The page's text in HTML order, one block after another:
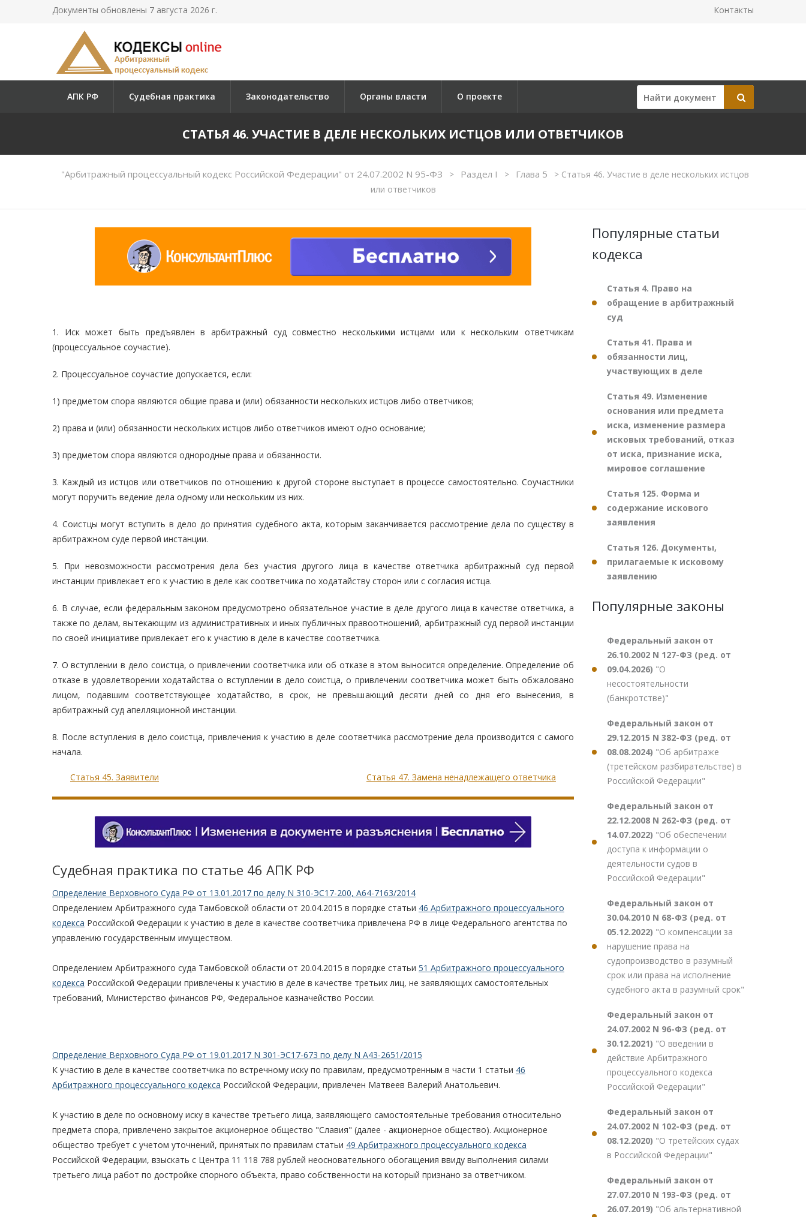
Документы обновлены 7 августа 2026 г. Контакты
АПК РФ Судебная практика Законодательство Органы власти О проекте
СТАТЬЯ 46. УЧАСТИЕ В ДЕЛЕ НЕСКОЛЬКИХ ИСТЦОВ ИЛИ ОТВЕТЧИКОВ
"Арбитражный процессуальный кодекс Российской Федерации" от 24.07.2002 N 95-ФЗ > Раздел I > Глава 5 > Статья 46. Участие в деле нескольких истцов
или ответчиков
1. Иск может быть предъявлен в арбитражный суд совместно несколькими истцами или к нескольким ответчикам
(процессуальное соучастие).
2. Процессуальное соучастие допускается, если:
1) предметом спора являются общие права и (или) обязанности нескольких истцов либо ответчиков;
2) права и (или) обязанности нескольких истцов либо ответчиков имеют одно основание;
3) предметом спора являются однородные права и обязанности.
3. Каждый из истцов или ответчиков по отношению к другой стороне выступает в процессе самостоятельно. Соучастники
могут поручить ведение дела одному или нескольким из них.
4. Соистцы могут вступить в дело до принятия судебного акта, которым заканчивается рассмотрение дела по существу в
арбитражном суде первой инстанции.
5. При невозможности рассмотрения дела без участия другого лица в качестве ответчика арбитражный суд первой
инстанции привлекает его к участию в деле как соответчика по ходатайству сторон или с согласия истца.
6. В случае, если федеральным законом предусмотрено обязательное участие в деле другого лица в качестве ответчика, а
также по делам, вытекающим из административных и иных публичных правоотношений, арбитражный суд первой инстанции
по своей инициативе привлекает его к участию в деле в качестве соответчика.
7. О вступлении в дело соистца, о привлечении соответчика или об отказе в этом выносится определение. Определение об
отказе в удовлетворении ходатайства о вступлении в дело соистца, о привлечении соответчика может быть обжаловано
лицом, подавшим соответствующее ходатайство, в срок, не превышающий десяти дней со дня его вынесения, в
арбитражный суд апелляционной инстанции.
8. После вступления в дело соистца, привлечения к участию в деле соответчика рассмотрение дела производится с самого
начала.
Статья 45. Заявители Статья 47. Замена ненадлежащего ответчика
Судебная практика по статье 46 АПК РФ
Определение Верховного Суда РФ от 13.01.2017 по делу N 310-ЭС17-200, А64-7163/2014
Определением Арбитражного суда Тамбовской области от 20.04.2015 в порядке статьи 46 Арбитражного процессуального
кодекса Российской Федерации к участию в деле в качестве соответчика привлечена РФ в лице Федерального агентства по
управлению государственным имуществом.
Определением Арбитражного суда Тамбовской области от 20.04.2015 в порядке статьи 51 Арбитражного процессуального
кодекса Российской Федерации привлечены к участию в деле в качестве третьих лиц, не заявляющих самостоятельных
требований, Министерство финансов РФ, Федеральное казначейство России.
Определение Верховного Суда РФ от 19.01.2017 N 301-ЭС17-673 по делу N А43-2651/2015
К участию в деле в качестве соответчика по встречному иску по правилам, предусмотренным в части 1 статьи 46
Арбитражного процессуального кодекса Российской Федерации, привлечен Матвеев Валерий Анатольевич.
К участию в деле по основному иску в качестве третьего лица, заявляющего самостоятельные требования относительно
предмета спора, привлечено закрытое акционерное общество "Славия" (далее - акционерное общество). Акционерное
общество требует с учетом уточнений, принятых по правилам статьи 49 Арбитражного процессуального кодекса
Российской Федерации, взыскать с Центра 11 118 788 рублей неосновательного обогащения ввиду выполнения силами
третьего лица работ по достройке спорного объекта, право собственности на который признано за ответчиком.
Популярные статьи
кодекса
Статья 4. Право на
обращение в арбитражный
суд
Статья 41. Права и
обязанности лиц,
участвующих в деле
Статья 49. Изменение
основания или предмета
иска, изменение размера
исковых требований, отказ
от иска, признание иска,
мировое соглашение
Статья 125. Форма и
содержание искового
заявления
Статья 126. Документы,
прилагаемые к исковому
заявлению
Популярные законы
Федеральный закон от
26.10.2002 N 127-ФЗ (ред. от
09.04.2026) "О
несостоятельности
(банкротстве)"
Федеральный закон от
29.12.2015 N 382-ФЗ (ред. от
08.08.2024) "Об арбитраже
(третейском разбирательстве) в
Российской Федерации"
Федеральный закон от
22.12.2008 N 262-ФЗ (ред. от
14.07.2022) "Об обеспечении
доступа к информации о
деятельности судов в
Российской Федерации"
Федеральный закон от
30.04.2010 N 68-ФЗ (ред. от
05.12.2022) "О компенсации за
нарушение права на
судопроизводство в разумный
срок или права на исполнение
судебного акта в разумный срок"
Федеральный закон от
24.07.2002 N 96-ФЗ (ред. от
30.12.2021) "О введении в
действие Арбитражного
процессуального кодекса
Российской Федерации"
Федеральный закон от
24.07.2002 N 102-ФЗ (ред. от
08.12.2020) "О третейских судах
в Российской Федерации"
Федеральный закон от
27.07.2010 N 193-ФЗ (ред. от
26.07.2019) "Об альтернативной